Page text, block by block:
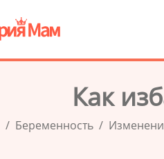
Как
Беременность